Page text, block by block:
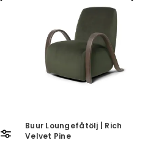
Buur Loungefåtölj | Rich
Velvet Pine